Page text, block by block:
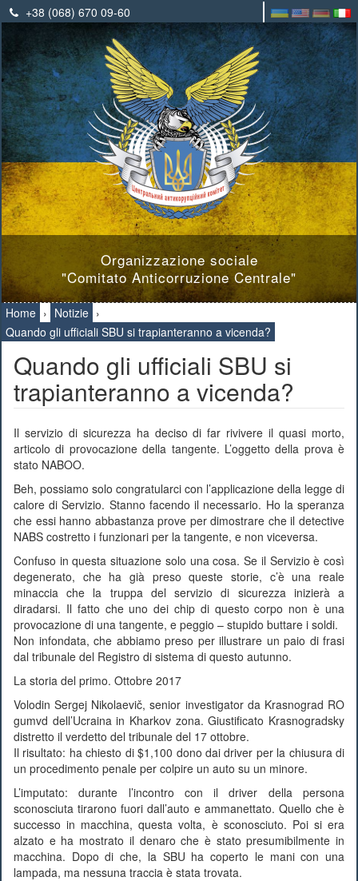
+38 (068) 670 09-60
Organizzazione sociale
"Comitato Anticorruzione Centrale"
Home › Notizie ›
Quando gli ufficiali SBU si trapianteranno a vicenda?
Quando gli ufficiali SBU si
trapianteranno a vicenda?
Il servizio di sicurezza ha deciso di far rivivere il quasi morto,
articolo di provocazione della tangente. L’oggetto della prova è
stato NABOO.
Beh, possiamo solo congratularci con l’applicazione della legge di
calore di Servizio. Stanno facendo il necessario. Ho la speranza
che essi hanno abbastanza prove per dimostrare che il detective
NABS costretto i funzionari per la tangente, e non viceversa.
Confuso in questa situazione solo una cosa. Se il Servizio è così
degenerato, che ha già preso queste storie, c’è una reale
minaccia che la truppa del servizio di sicurezza inizierà a
diradarsi. Il fatto che uno dei chip di questo corpo non è una
provocazione di una tangente, e peggio – stupido buttare i soldi.
Non infondata, che abbiamo preso per illustrare un paio di frasi
dal tribunale del Registro di sistema di questo autunno.
La storia del primo. Ottobre 2017
Volodin Sergej Nikolaevič, senior investigator da Krasnograd RO
gumvd dell’Ucraina in Kharkov zona. Giustificato Krasnogradsky
distretto il verdetto del tribunale del 17 ottobre.
Il risultato: ha chiesto di $1,100 dono dai driver per la chiusura di
un procedimento penale per colpire un auto su un minore.
L’imputato: durante l’incontro con il driver della persona
sconosciuta tirarono fuori dall’auto e ammanettato. Quello che è
successo in macchina, questa volta, è sconosciuto. Poi si era
alzato e ha mostrato il denaro che è stato presumibilmente in
macchina. Dopo di che, la SBU ha coperto le mani con una
lampada, ma nessuna traccia è stata trovata.